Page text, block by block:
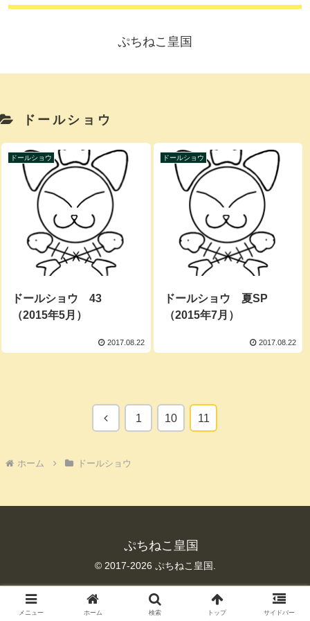
ぷちねこ皇国
ドールショウ
ドールショウ
ドールショウ 43
（2015年5月）
2017.08.22
ドールショウ
ドールショウ 夏SP
（2015年7月）
2017.08.22
前 1 10 11
ホーム ドールショウ
ぷちねこ皇国
© 2017-2026 ぷちねこ皇国.
メニュー ホーム 検索 トップ サイドバー